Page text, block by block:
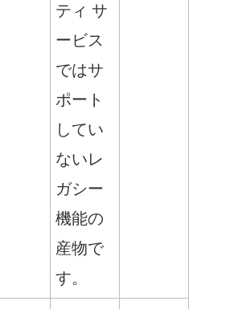
ティ サ
ービス
ではサ
ポート
してい
ないレ
ガシー
機能の
産物で
す。